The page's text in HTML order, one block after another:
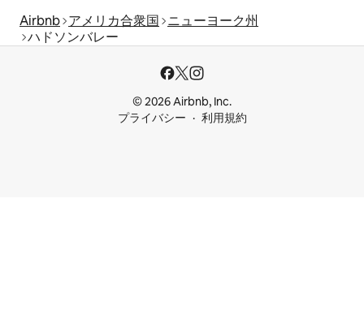
Airbnb アメリカ合衆国 ニューヨーク州
ハドソンバレー
© 2026 Airbnb, Inc.
プライバシー
利用規約